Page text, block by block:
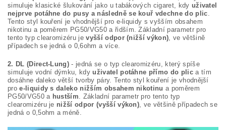
simuluje klasické šlukování jako u tabákových cigaret, kdy uživatel
nejprve potáhne do pusy a následně se kouř vdechne do plic.
Tento styl kouření je vhodnější pro e-liquidy s vyšším obsahem
nikotinu a poměrem PG50/VG50 a řidším. Základní parametr pro
tento typ clearomizéru jevyšší odpor (nižší výkon), ve většině
případech se jedná o 0,6ohm a více.
2. DL (Direct-Lung) - jedná se o typ clearomizéru, který spíše
simuluje vodní dýmku, kdyuživatel potáhne přímo do plica tím
dosáhne daleko větší tvorby páry. Tento styl kouření je vhodnější
proe-liquidy s daleko nižším obsahem nikotinu a poměrem
PG50/VG50 a hustším. Základní parametr pro tento typ
clearomizéru je nižší odpor (vyšší výkon), ve většině případech se
jedná o 0,5ohm a méně.